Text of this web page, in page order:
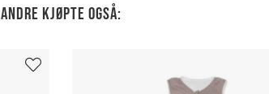
Andre kjøpte også: